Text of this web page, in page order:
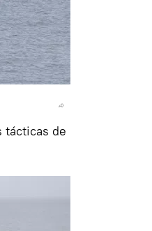
tácticas de